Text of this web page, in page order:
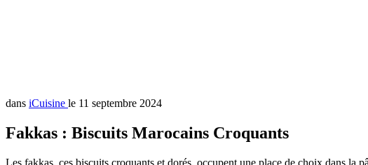
dans iCuisine le 11 septembre 2024
Fakkas : Biscuits Marocains Croquants
Les fakkas, ces biscuits croquants et dorés, occupent une place de choix dans la